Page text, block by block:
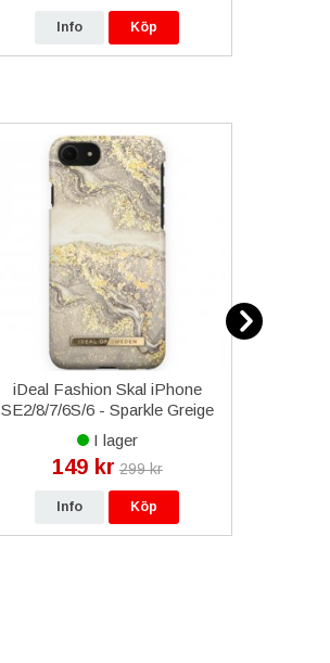
Info Köp
iDeal Fashion Skal iPhone
SE2/8/7/6S/6 - Sparkle Greige
Marble
I lager
149 kr 299 kr
Info Köp